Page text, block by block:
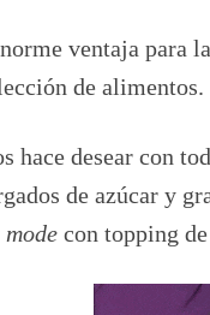
ventaja para
de alimentos.
hace desear con
de azúcar y
con topping